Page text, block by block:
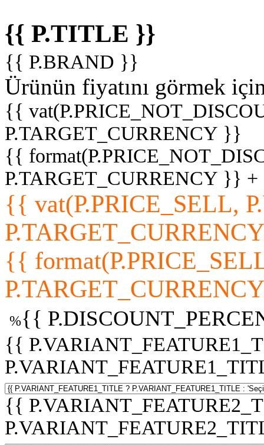
{{ P.TITLE }}
{{ P.BRAND }}
Ürünün fiyatını görmek
{{
P.TARGET_CURRENCY }}
{{
P.TARGET_CURRENCY }}
{{ vat(P.PRICE_SELL,
{{
%{{
{{
{{